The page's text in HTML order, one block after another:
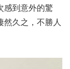
感到意外的驚
然久之，不勝人